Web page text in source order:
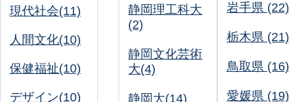
現代社会(11)
人間文化(10)
保健福祉(10)
デザイン(10)
静岡理工科大
(2)
静岡文化芸術
大(4)
静岡大(14)
岩手県 (22)
栃木県 (21)
鳥取県 (16)
愛媛県 (19)